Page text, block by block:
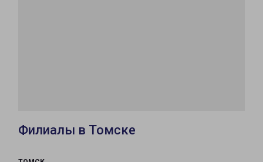
Филиалы в Томске